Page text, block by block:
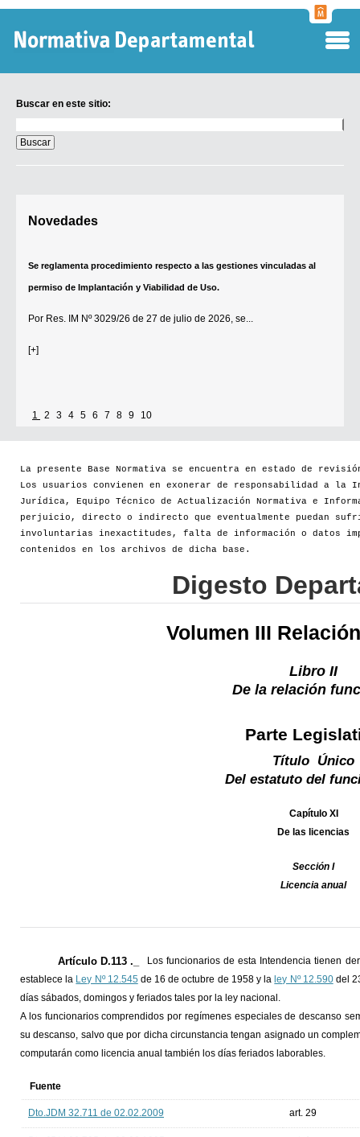
Buscar en este sitio:
en
este
sitio:
Novedades
Se reglamenta procedimiento respecto a las gestiones vinculadas al
permiso de Implantación y Viabilidad de Uso.
Por Res. IM Nº 3029/26 de 27 de julio de 2026, se...
[+]
1 2 3 4 5 6 7 8 9 10
La presente Base Normativa se encuentra en estado de
Los usuarios convienen en exonerar de responsabilidad a la
Jurídica, Equipo Técnico de Actualización Normativa e
perjuicio, directo o indirecto que eventualmente puedan
involuntarias inexactitudes, falta de información o datos
contenidos en los archivos de dicha base.
Digesto
Volumen III
Libro II
De la relación
Parte
Título Único
Del estatuto del
Capítulo XI
De las licencias
Sección I
Licencia anual
Artículo D.113 ._
Los funcionarios de esta Intendencia tienen
establece la Ley Nº 12.545 de 16 de octubre de 1958 y la ley Nº 12.590del
días sábados, domingos y feriados tales por la ley nacional.
A los funcionarios comprendidos por regímenes especiales de descanso
su descanso, salvo que por dicha circunstancia tengan asignado un
computarán como licencia anual también los días feriados laborables.
Fuente
Dto.JDM 32.711 de 02.02.2009 art. 29